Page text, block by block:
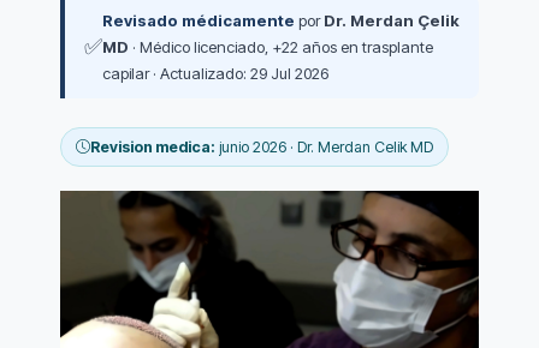
✅
Revisado médicamente porDr. Merdan Çelik
MD · Médico licenciado, +22 años en trasplante
capilar · Actualizado: 29 Jul 2026
Revision medica: junio 2026 · Dr. Merdan Celik MD